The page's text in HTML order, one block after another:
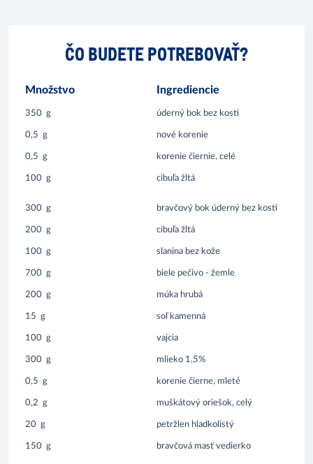
ČO BUDETE POTREBOVAŤ?
Množstvo Ingrediencie
350 g úderný bok bez kosti
0,5 g nové korenie
0,5 g korenie čiernie, celé
100 g cibuľa žltá
300 g bravčový bok úderný bez kosti
200 g cibuľa žltá
100 g slanina bez kože
700 g biele pečivo - žemle
200 g múka hrubá
15 g soľ kamenná
100 g vajcia
300 g mlieko 1,5%
0,5 g korenie čierne, mleté
0,2 g muškátový oriešok, celý
20 g petržlen hladkolistý
150 g bravčová masť vedierko